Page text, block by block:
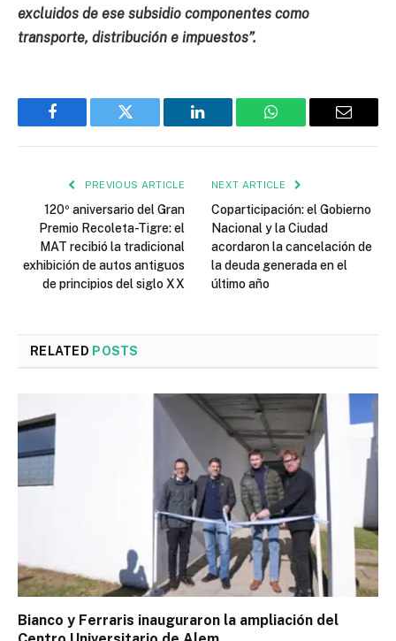
excluidos de ese subsidio componentes como
transporte, distribución e impuestos”.
Facebook Twitter LinkedIn WhatsApp Email
PREVIOUS ARTICLE
120º aniversario del Gran
Premio Recoleta-Tigre: el
MAT recibió la tradicional
exhibición de autos antiguos
de principios del siglo XX
NEXT ARTICLE
Coparticipación: el Gobierno
Nacional y la Ciudad
acordaron la cancelación de
la deuda generada en el
último año
RELATED POSTS
Bianco y Ferraris inauguraron la ampliación del